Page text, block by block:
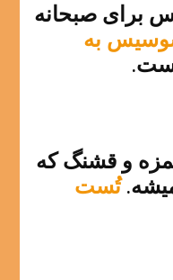
برای صبحانه
به
و قشنگ که
تُست